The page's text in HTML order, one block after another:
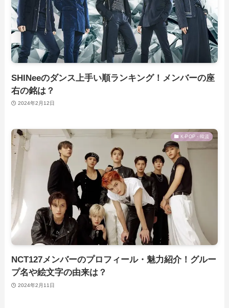
SHINeeのダンス上手い順ランキング！メンバーの座
右の銘は？
2024年2月12日
K-POP・韓流
NCT127メンバーのプロフィール・魅力紹介！グルー
プ名や絵文字の由来は？
2024年2月11日